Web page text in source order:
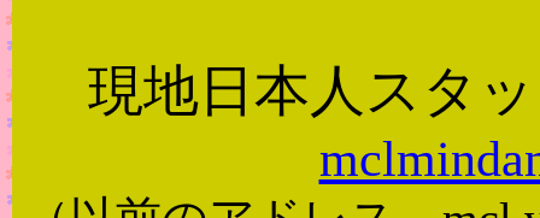
現地日本人スタ